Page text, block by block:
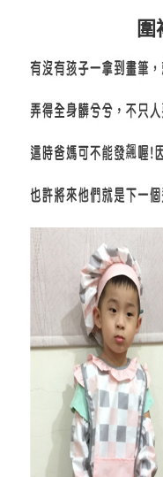
2.透過簡訊連結打開帳單後
帳／街口支付／iPASS
【注意事項】
用戶於交易時，得透過本服
買賣價金債權讓與本公司後
2.基於同意付款使用「大哥
資料（包含姓名、電話或地
由本公司與您本人進行分期
結帳頁面，進行簡訊認證並確
３．收到繳費通知簡訊後14
ATM／網路銀行／等多元方
購買商品的店家。未經商家
※ 交易是否成功請以「
是否繳費成功／繳費後需取
https://
【注意事項】
１．透過由恩沛科技股份有
易，需依本服務之必要範圍
權轉讓予恩沛科技股份有限公
２．關於個人資料處理事宜，
https://aftee.tw/terms/#terms3
３．未成年的使用者請事先
「AFTEE先享後付」，若未
任。
４．使用「AFTEE先享後付
時審查核予不同之上限額度
請求用戶進行身份認證。
５．嚴禁一人註冊多個帳號
恩沛科技股份有限公司將有
每筆NT$60，滿
每筆NT$60，滿
宅配
圍